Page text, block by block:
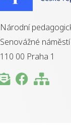
Národní
Senovážné
110 00 Praha 1